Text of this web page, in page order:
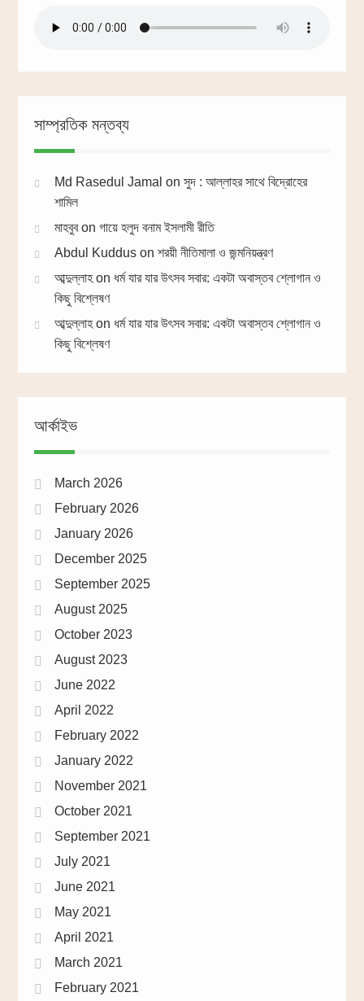
সাম্প্রতিক মন্তব্য
Md Rasedul Jamal on সুদ : আল্লাহর সাথে বিদ্রোহের
শামিল
মাহবুবon গায়ে হলুদ বনাম ইসলামী রীতি
Abdul Kudduson শরয়ী নীতিমালা ও জন্মনিয়ন্ত্রণ
আব্দুল্লাহon ধর্ম যার যার উৎসব সবার: একটা অবাস্তব শ্লোগান ও
কিছু বিশ্লেষণ
আব্দুল্লাহon ধর্ম যার যার উৎসব সবার: একটা অবাস্তব শ্লোগান ও
কিছু বিশ্লেষণ
আর্কাইভ
March 2026
February 2026
January 2026
December 2025
September 2025
August 2025
October 2023
August 2023
June 2022
April 2022
February 2022
January 2022
November 2021
October 2021
September 2021
July 2021
June 2021
May 2021
April 2021
March 2021
February 2021